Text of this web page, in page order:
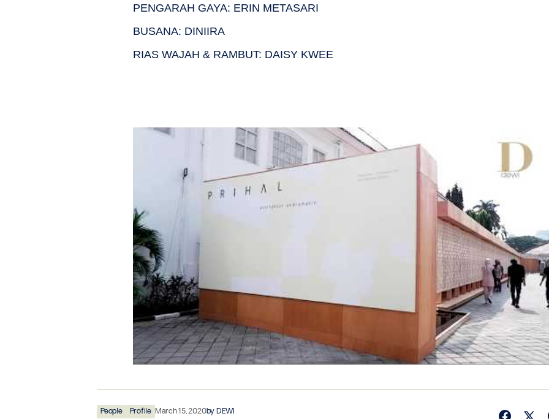
PENGARAH GAYA: ERIN METASARI
BUSANA: DINIIRA
RIAS WAJAH & RAMBUT: DAISY KWEE
People Profile March 15, 2020by DEWI